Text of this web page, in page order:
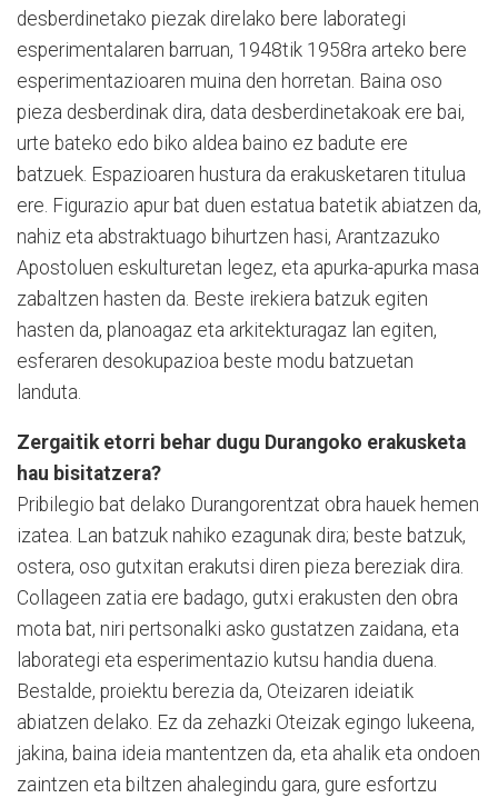
desberdinetako piezak direlako bere laborategi
esperimentalaren barruan, 1948tik 1958ra arteko bere
esperimentazioaren muina den horretan. Baina oso
pieza desberdinak dira, data desberdinetakoak ere bai,
urte bateko edo biko aldea baino ez badute ere
batzuek. Espazioaren hustura da erakusketaren titulua
ere. Figurazio apur bat duen estatua batetik abiatzen da,
nahiz eta abstraktuago bihurtzen hasi, Arantzazuko
Apostoluen eskulturetan legez, eta apurka-apurka masa
zabaltzen hasten da. Beste irekiera batzuk egiten
hasten da, planoagaz eta arkitekturagaz lan egiten,
esferaren desokupazioa beste modu batzuetan
landuta.
Zergaitik etorri behar dugu Durangoko erakusketa
hau bisitatzera?
Pribilegio bat delako Durangorentzat obra hauek hemen
izatea. Lan batzuk nahiko ezagunak dira; beste batzuk,
ostera, oso gutxitan erakutsi diren pieza bereziak dira.
Collageen zatia ere badago, gutxi erakusten den obra
mota bat, niri pertsonalki asko gustatzen zaidana, eta
laborategi eta esperimentazio kutsu handia duena.
Bestalde, proiektu berezia da, Oteizaren ideiatik
abiatzen delako. Ez da zehazki Oteizak egingo lukeena,
jakina, baina ideia mantentzen da, eta ahalik eta ondoen
zaintzen eta biltzen ahalegindu gara, gure esfortzu